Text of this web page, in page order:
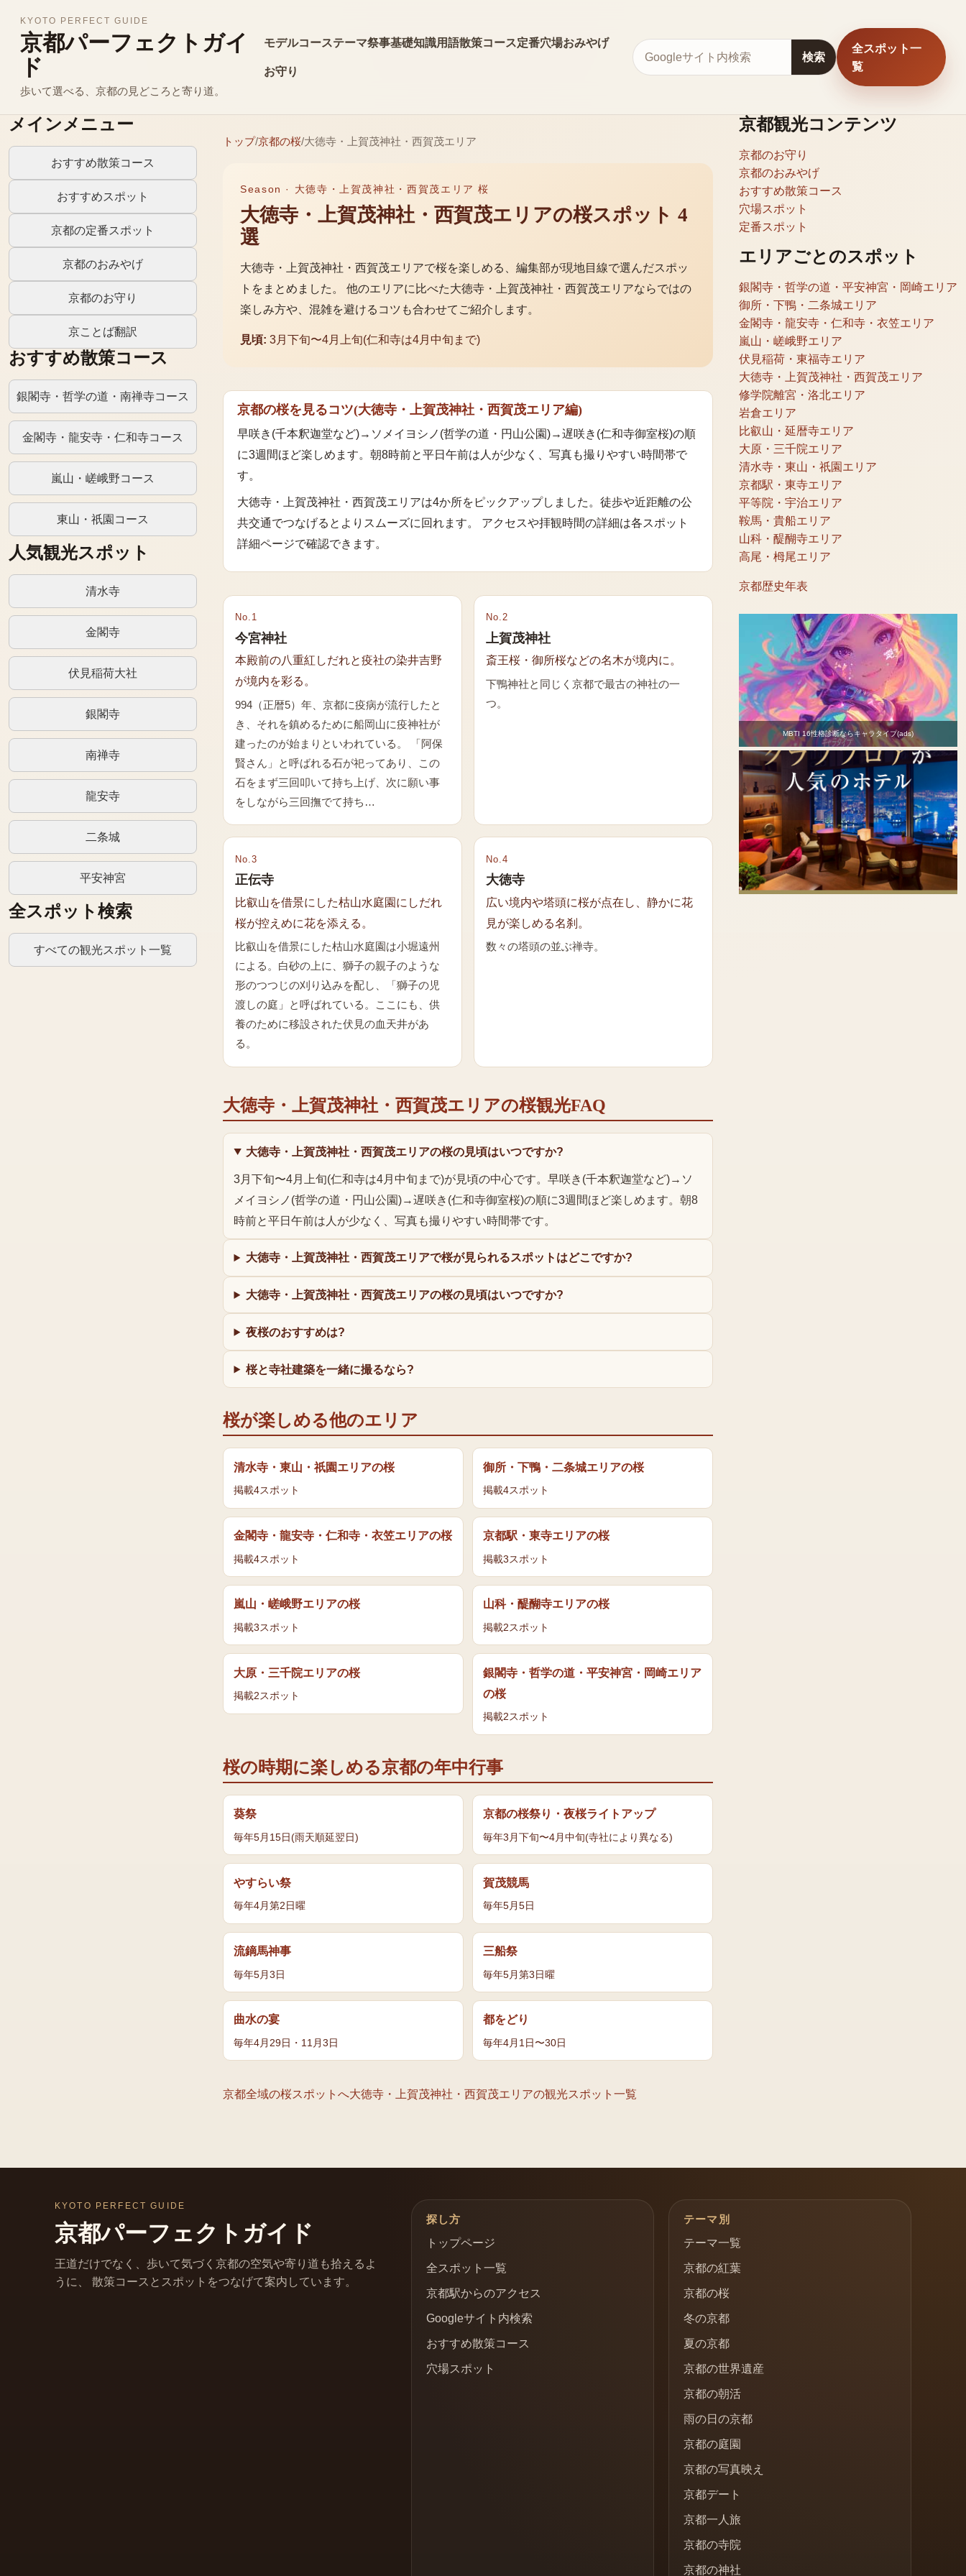
KYOTO PERFECT GUIDE
京都パーフェクトガイ
ド
歩いて選べる、京都の見どころと寄り道。
モデルコーステーマ祭事基礎知識用語散策コース定番穴場おみやげ
お守り
サイト内検索
検索
全スポット一
覧
メインメニュー
おすすめ散策コース
おすすめスポット
京都の定番スポット
京都のおみやげ
京都のお守り
京ことば翻訳
おすすめ散策コース
銀閣寺・哲学の道・南禅寺コース
金閣寺・龍安寺・仁和寺コース
嵐山・嵯峨野コース
東山・祇園コース
人気観光スポット
清水寺
金閣寺
伏見稲荷大社
銀閣寺
南禅寺
龍安寺
二条城
平安神宮
全スポット検索
すべての観光スポット一覧
トップ/京都の桜/大徳寺・上賀茂神社・西賀茂エリア
Season · 大徳寺・上賀茂神社・西賀茂エリア 桜
大徳寺・上賀茂神社・西賀茂エリアの桜スポット 4
選
大徳寺・上賀茂神社・西賀茂エリアで桜を楽しめる、編集部が現地目線で選んだスポッ
トをまとめました。 他のエリアに比べた大徳寺・上賀茂神社・西賀茂エリアならではの
楽しみ方や、混雑を避けるコツも合わせてご紹介します。
見頃: 3月下旬〜4月上旬(仁和寺は4月中旬まで)
京都の桜を見るコツ(大徳寺・上賀茂神社・西賀茂エリア編)
早咲き(千本釈迦堂など)→ソメイヨシノ(哲学の道・円山公園)→遅咲き(仁和寺御室桜)の順
に3週間ほど楽しめます。朝8時前と平日午前は人が少なく、写真も撮りやすい時間帯で
す。
大徳寺・上賀茂神社・西賀茂エリアは4か所をピックアップしました。徒歩や近距離の公
共交通でつなげるとよりスムーズに回れます。 アクセスや拝観時間の詳細は各スポット
詳細ページで確認できます。
No. 1
今宮神社
本殿前の八重紅しだれと疫社の染井吉野
が境内を彩る。
994（正暦5）年、京都に疫病が流行したと
き、それを鎮めるために船岡山に疫神社が
建ったのが始まりといわれている。 「阿保
賢さん」と呼ばれる石が祀ってあり、この
石をまず三回叩いて持ち上げ、次に願い事
をしながら三回撫でて持ち…
No.2
上賀茂神社
斎王桜・御所桜などの名木が境内に。
下鴨神社と同じく京都で最古の神社の一
つ。
No.3
正伝寺
比叡山を借景にした枯山水庭園にしだれ
桜が控えめに花を添える。
比叡山を借景にした枯山水庭園は小堀遠州
による。白砂の上に、獅子の親子のような
形のつつじの刈り込みを配し、「獅子の児
渡しの庭」と呼ばれている。ここにも、供
養のために移設された伏見の血天井があ
る。
No.4
大徳寺
広い境内や塔頭に桜が点在し、静かに花
見が楽しめる名刹。
数々の塔頭の並ぶ禅寺。
大徳寺・上賀茂神社・西賀茂エリアの桜観光FAQ
大徳寺・上賀茂神社・西賀茂エリアの桜の見頃はいつですか?
3月下旬〜4月上旬(仁和寺は4月中旬まで)が見頃の中心です。早咲き(千本釈迦堂など)→ソ
メイヨシノ(哲学の道・円山公園)→遅咲き(仁和寺御室桜)の順に3週間ほど楽しめます。朝8
時前と平日午前は人が少なく、写真も撮りやすい時間帯です。
大徳寺・上賀茂神社・西賀茂エリアで桜が見られるスポットはどこですか?
大徳寺・上賀茂神社・西賀茂エリアの桜の見頃はいつですか?
夜桜のおすすめは?
桜と寺社建築を一緒に撮るなら?
桜が楽しめる他のエリア
清水寺・東山・祇園エリアの桜
掲載4スポット
御所・下鴨・二条城エリアの桜
掲載4スポット
金閣寺・龍安寺・仁和寺・衣笠エリアの桜
掲載4スポット
京都駅・東寺エリアの桜
掲載3スポット
嵐山・嵯峨野エリアの桜
掲載3スポット
山科・醍醐寺エリアの桜
掲載2スポット
大原・三千院エリアの桜
掲載2スポット
銀閣寺・哲学の道・平安神宮・岡崎エリア
の桜
掲載2スポット
桜の時期に楽しめる京都の年中行事
葵祭
毎年5月15日(雨天順延翌日)
京都の桜祭り・夜桜ライトアップ
毎年3月下旬〜4月中旬(寺社により異なる)
やすらい祭
毎年4月第2日曜
賀茂競馬
毎年5月5日
流鏑馬神事
毎年5月3日
三船祭
毎年5月第3日曜
曲水の宴
毎年4月29日・11月3日
都をどり
毎年4月1日〜30日
京都全域の桜スポットへ大徳寺・上賀茂神社・西賀茂エリアの観光スポット一覧
京都観光コンテンツ
京都のお守り
京都のおみやげ
おすすめ散策コース
穴場スポット
定番スポット
エリアごとのスポット
銀閣寺・哲学の道・平安神宮・岡崎エリア
御所・下鴨・二条城エリア
金閣寺・龍安寺・仁和寺・衣笠エリア
嵐山・嵯峨野エリア
伏見稲荷・東福寺エリア
大徳寺・上賀茂神社・西賀茂エリア
修学院離宮・洛北エリア
岩倉エリア
比叡山・延暦寺エリア
大原・三千院エリア
清水寺・東山・祇園エリア
京都駅・東寺エリア
平等院・宇治エリア
鞍馬・貴船エリア
山科・醍醐寺エリア
高尾・栂尾エリア
京都歴史年表
MBTI 16性格診断ならキャラタイプ(ads)
KYOTO PERFECT GUIDE
京都パーフェクトガイド
王道だけでなく、歩いて気づく京都の空気や寄り道も拾えるよ
うに、 散策コースとスポットをつなげて案内しています。
探し方
トップページ
全スポット一覧
京都駅からのアクセス
Googleサイト内検索
おすすめ散策コース
穴場スポット
テーマ別
テーマ一覧
京都の紅葉
京都の桜
冬の京都
夏の京都
京都の世界遺産
京都の朝活
雨の日の京都
京都の庭園
京都の写真映え
京都デート
京都一人旅
京都の寺院
京都の神社